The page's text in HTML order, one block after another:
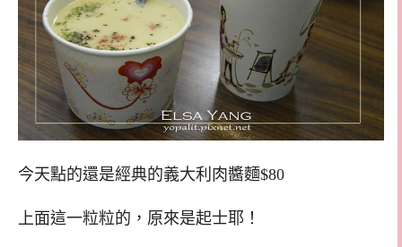
今天點的還是經典的義大利肉醬麵$80
上面這一粒粒的，原來是起士耶！